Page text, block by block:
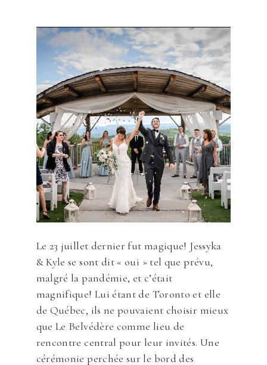
Le 23 juillet dernier fut magique! Jessyka
& Kyle se sont dit « oui » tel que prévu,
malgré la pandémie, et c’était
magnifique! Lui étant de Toronto et elle
de Québec, ils ne pouvaient choisir mieux
que Le Belvédère comme lieu de
rencontre central pour leur invités. Une
cérémonie perchée sur le bord des